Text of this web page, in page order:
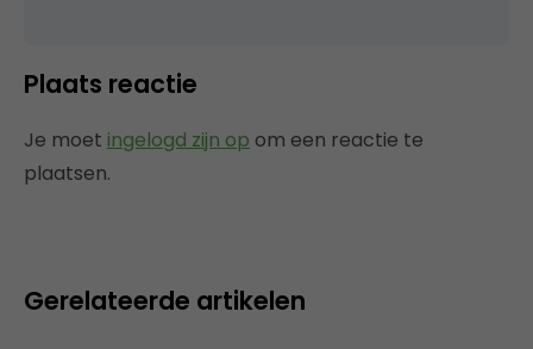
Plaats reactie
Je moet ingelogd zijn op om een reactie te
plaatsen.
Gerelateerde artikelen